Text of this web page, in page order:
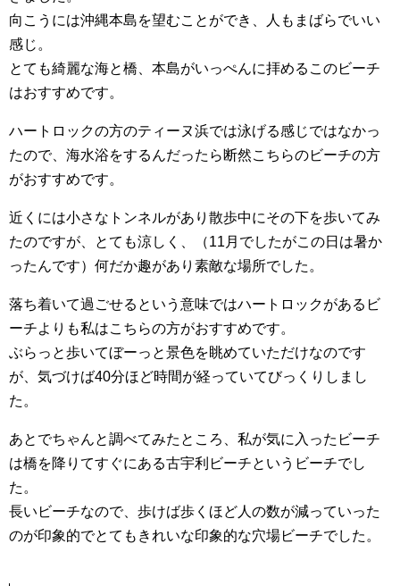
向こうには沖縄本島を望むことができ、人もまばらでいい
感じ。
とても綺麗な海と橋、本島がいっぺんに拝めるこのビーチ
はおすすめです。
ハートロックの方のティーヌ浜では泳げる感じではなかっ
たので、海水浴をするんだったら断然こちらのビーチの方
がおすすめです。
近くには小さなトンネルがあり散歩中にその下を歩いてみ
たのですが、とても涼しく、（11月でしたがこの日は暑か
ったんです）何だか趣があり素敵な場所でした。
落ち着いて過ごせるという意味ではハートロックがあるビ
ーチよりも私はこちらの方がおすすめです。
ぶらっと歩いてぼーっと景色を眺めていただけなのです
が、気づけば40分ほど時間が経っていてびっくりしまし
た。
あとでちゃんと調べてみたところ、私が気に入ったビーチ
は橋を降りてすぐにある古宇利ビーチというビーチでし
た。
長いビーチなので、歩けば歩くほど人の数が減っていった
のが印象的でとてもきれいな印象的な穴場ビーチでした。